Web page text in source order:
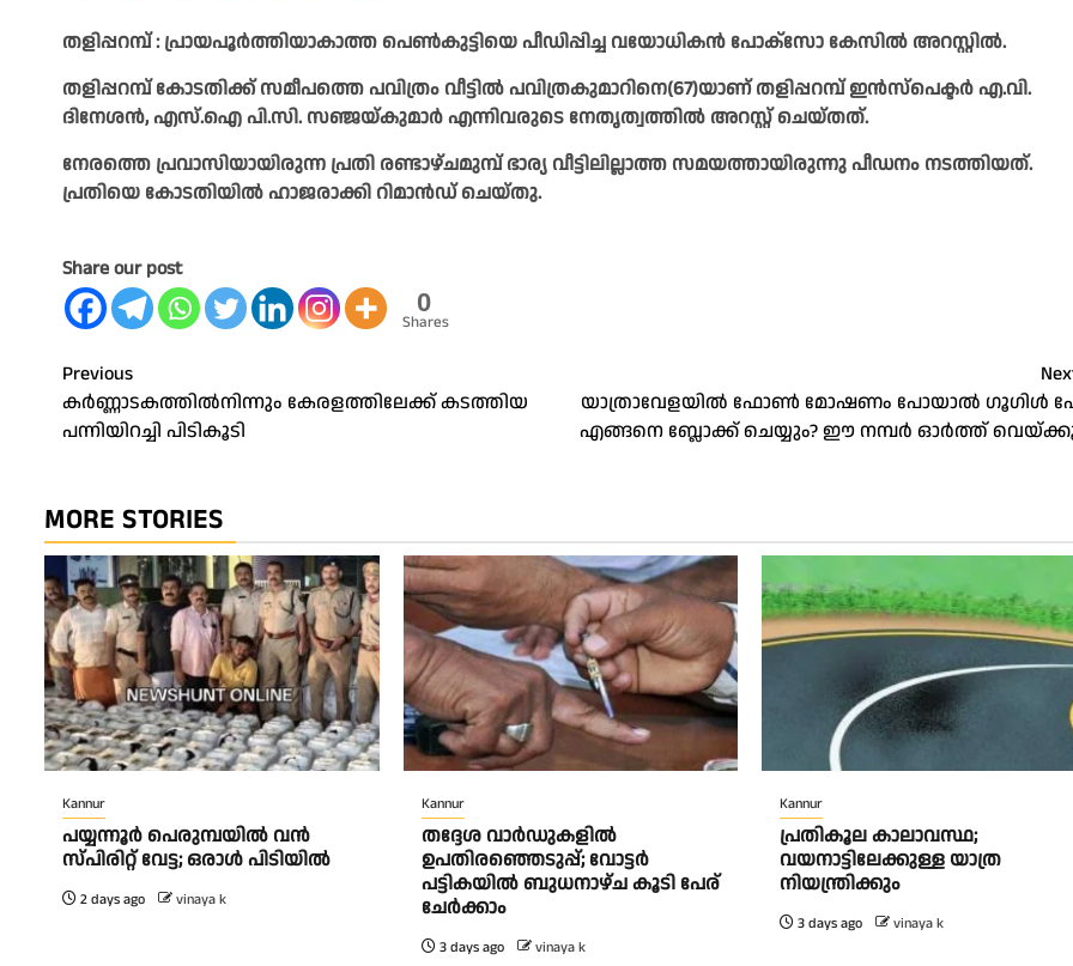
തളിപ്പറമ്പ് : പ്രായപൂർത്തിയാകാത്ത പെൺകുട്ടിയെ പീഡിപ്പിച്ച വയോധികൻ പോക്സോ കേസിൽ അറസ്റ്റിൽ.
തളിപ്പറമ്പ് കോടതിക്ക് സമീപത്തെ പവിത്രം വീട്ടില്‍ പവിത്രകുമാറിനെ(67)യാണ് തളിപ്പറമ്പ് ഇന്‍സ്‌പെക്ടര്‍ എ.വി.
ദിനേശന്‍, എസ്.ഐ പി.സി. സഞ്ജയ്കുമാര്‍ എന്നിവരുടെ നേതൃത്വത്തില്‍ അറസ്റ്റ് ചെയ്തത്.
നേരത്തെ പ്രവാസിയായിരുന്ന പ്രതി രണ്ടാഴ്ചമുമ്പ് ഭാര്യ വീട്ടിലില്ലാത്ത സമയത്തായിരുന്നു പീഡനം നടത്തിയത്.
പ്രതിയെ കോടതിയില്‍ ഹാജരാക്കി റിമാന്‍ഡ് ചെയ്തു.
Share our post
0
Shares
Post
navigation
Previous
കർണ്ണാടകത്തിൽനിന്നും കേരളത്തിലേക്ക് കടത്തിയ
പന്നിയിറച്ചി പിടികൂടി
യാത്രാവേളയില്‍ ഫോണ്‍ മോഷണം പോയാല്‍ ഗൂഗിള്‍
എങ്ങനെ ബ്ലോക്ക് ചെയ്യും? ഈ നമ്പർ ഓര്‍ത്ത്
MORE STORIES
Kannur
പയ്യന്നൂർ പെരുമ്പയിൽ വൻ
സ്‌പിരിറ്റ് വേട്ട; ഒരാൾ പിടിയിൽ
2 days ago vinaya k
Kannur
തദ്ദേശ വാർഡുകളിൽ
ഉപതിരഞ്ഞെടുപ്പ്; വോട്ടർ
പട്ടികയിൽ ബുധനാഴ്ച കൂടി പേര്
ചേർക്കാം
3 days ago vinaya k
Kannur
പ്രതികൂല കാലാവസ്ഥ;
വയനാട്ടിലേക്കുള്ള യാത്ര
നിയന്ത്രിക്കും
3 days ago vinaya k